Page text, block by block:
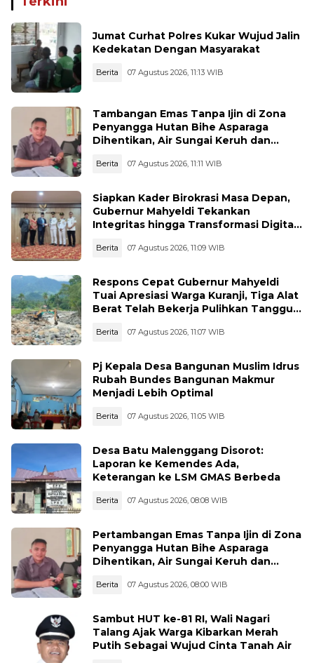
Jumat Curhat Polres Kukar Wujud Jalin
Kedekatan Dengan Masyarakat
Berita 07 Agustus 2026, 11:13 WIB
Tambangan Emas Tanpa Ijin di Zona
Penyangga Hutan Bihe Asparaga
Dihentikan, Air Sungai Keruh dan
Berita 07 Agustus 2026, 11:11 WIB
Siapkan Kader Birokrasi Masa Depan,
Gubernur Mahyeldi Tekankan
Integritas hingga Transformasi Digital
Berita 07 Agustus 2026, 11:09 WIB
Respons Cepat Gubernur Mahyeldi
Tuai Apresiasi Warga Kuranji, Tiga Alat
Berat Telah Bekerja Pulihkan Tanggul
Berita 07 Agustus 2026, 11:07 WIB
Pj Kepala Desa Bangunan Muslim Idrus
Rubah Bundes Bangunan Makmur
Menjadi Lebih Optimal
Berita 07 Agustus 2026, 11:05 WIB
Desa Batu Malenggang Disorot:
Laporan ke Kemendes Ada,
Keterangan ke LSM GMAS Berbeda
Berita 07 Agustus 2026, 08:08 WIB
Pertambangan Emas Tanpa Ijin di Zona
Penyangga Hutan Bihe Asparaga
Dihentikan, Air Sungai Keruh dan
Berita 07 Agustus 2026, 08:00 WIB
Sambut HUT ke-81 RI, Wali Nagari
Talang Ajak Warga Kibarkan Merah
Putih Sebagai Wujud Cinta Tanah Air